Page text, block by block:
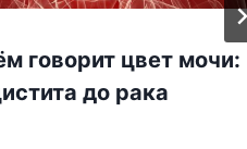
говорит цвет мочи:
до рака